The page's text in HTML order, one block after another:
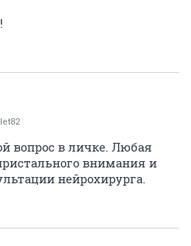
вопрос в личке. Любая
внимания и
нейрохирурга.